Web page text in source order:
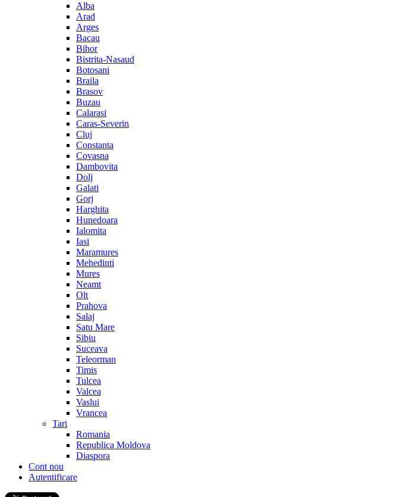
Alba
Arad
Arges
Bacau
Bihor
Bistrita-Nasaud
Botosani
Braila
Brasov
Buzau
Calarasi
Caras-Severin
Cluj
Constanta
Covasna
Dambovita
Dolj
Galati
Gorj
Harghita
Hunedoara
Ialomita
Iasi
Maramures
Mehedinti
Mures
Neamt
Olt
Prahova
Salaj
Satu Mare
Sibiu
Suceava
Teleorman
Timis
Tulcea
Valcea
Vaslui
Vrancea
Tari
Romania
Republica Moldova
Diaspora
Cont nou
Autentificare